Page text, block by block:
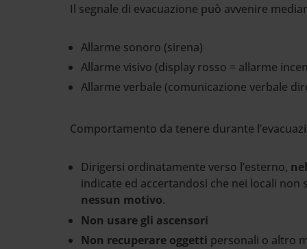
Il segnale di evacuazione può avvenire
Allarme sonoro (sirena)
Allarme visivo (display rosso = allarme
Allarme verbale (comunicazione verbale
Comportamento da tenere durante
Dirigersi ordinatamente verso l’esterno,
indicate ed accertandosi che nei locali non
nessun motivo.
Non usare gli ascensori
Non recuperare oggetti personali o altro